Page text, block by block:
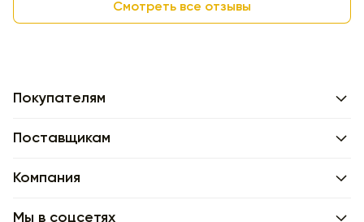
Смотреть все отзывы
Покупателям
Поставщикам
Компания
Мы в соцсетях